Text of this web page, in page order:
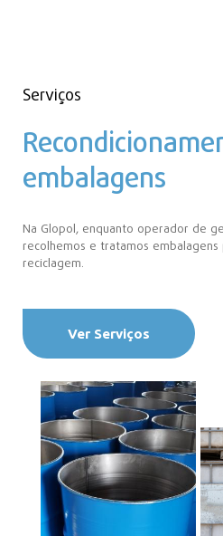
Serviços
embalagens
Na Glopol, enquanto operador de
recolhemos e tratamos
reciclagem.
Ver Serviços